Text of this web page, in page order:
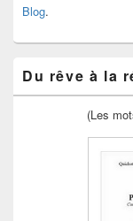
Blog.
Du rêve à la
(Les